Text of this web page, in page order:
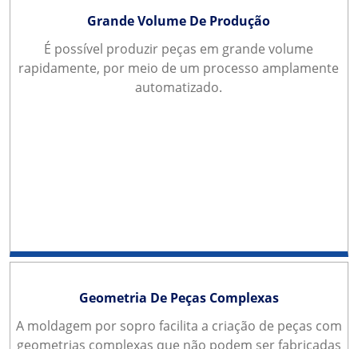
Grande Volume De Produção
É possível produzir peças em grande volume
rapidamente, por meio de um processo amplamente
automatizado.
Geometria De Peças Complexas
A moldagem por sopro facilita a criação de peças com
geometrias complexas que não podem ser fabricadas